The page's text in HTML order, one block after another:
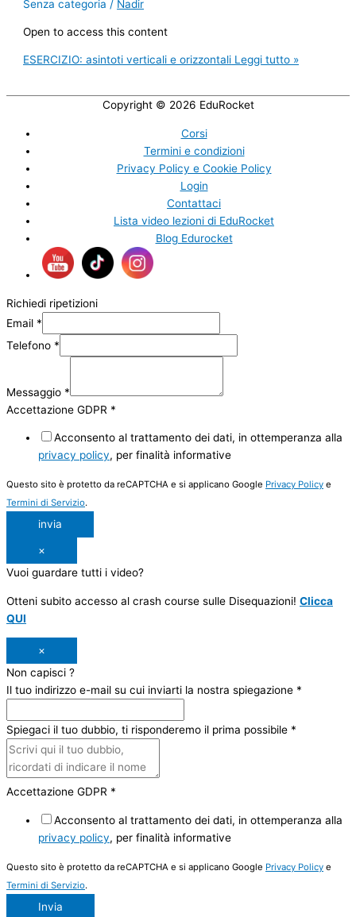
Senza categoria / Nadir
Open to access this content
ESERCIZIO: asintoti verticali e orizzontali Leggi tutto »
Copyright © 2026 EduRocket
Corsi
Termini e condizioni
Privacy Policy e Cookie Policy
Login
Contattaci
Lista video lezioni di EduRocket
Blog Edurocket
Richiedi ripetizioni
Email *
Telefono *
Messaggio *
Accettazione GDPR *
Acconsento al trattamento dei dati, in ottemperanza alla
privacy policy, per finalità informative
Questo sito è protetto da reCAPTCHA e si applicano Google Privacy Policy e
Termini di Servizio.
invia
×
Vuoi guardare tutti i video?
Otteni subito accesso al crash course sulle Disequazioni! Clicca
QUI
×
Non capisci ?
Il tuo indirizzo e-mail su cui inviarti la nostra spiegazione *
Spiegaci il tuo dubbio, ti risponderemo il prima possibile *
Accettazione GDPR *
Acconsento al trattamento dei dati, in ottemperanza alla
privacy policy, per finalità informative
Questo sito è protetto da reCAPTCHA e si applicano Google Privacy Policy e
Termini di Servizio.
Invia